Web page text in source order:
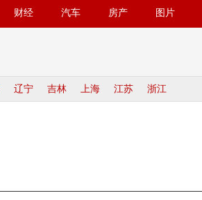
财经 汽车 房产 图片
辽宁 吉林 上海 江苏 浙江